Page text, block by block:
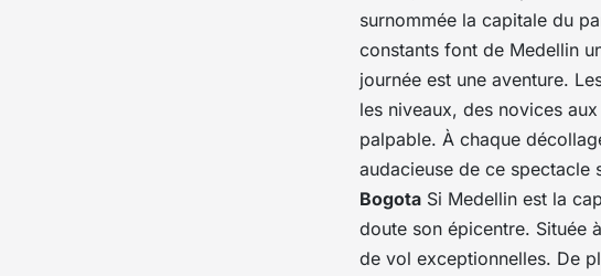
surnommée la capitale du
constants font de Medellin
journée est une aventure.
les niveaux, des novices
palpable. À chaque
audacieuse de ce spectacle
Bogota Si Medellin est la
doute son épicentre. Située
de vol exceptionnelles. De